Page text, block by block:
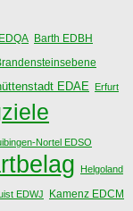
Barth EDBH
EDAE Erfurt
Nortel EDSO
Helgoland
EDWJ Kamenz EDCM